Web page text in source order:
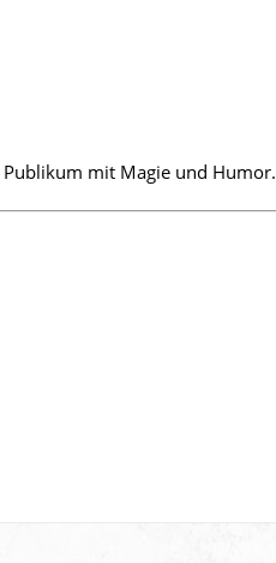
Publikum mit Magie und Humor.